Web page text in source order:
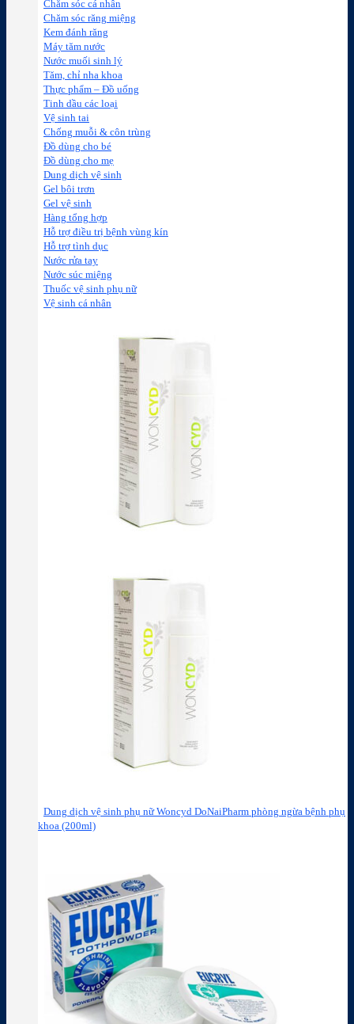
Chăm sóc cá nhân
Chăm sóc răng miệng
Kem đánh răng
Máy tăm nước
Nước muối sinh lý
Tăm, chỉ nha khoa
Thực phẩm – Đồ uống
Tinh dầu các loại
Vệ sinh tai
Chống muỗi & côn trùng
Đồ dùng cho bé
Đồ dùng cho mẹ
Dung dịch vệ sinh
Gel bôi trơn
Gel vệ sinh
Hàng tổng hợp
Hỗ trợ điều trị bệnh vùng kín
Hỗ trợ tình dục
Nước rửa tay
Nước súc miệng
Thuốc vệ sinh phụ nữ
Vệ sinh cá nhân
Dung dịch vệ sinh phụ nữ Woncyd DoNaiPharm phòng ngừa bệnh phụ
khoa (200ml)